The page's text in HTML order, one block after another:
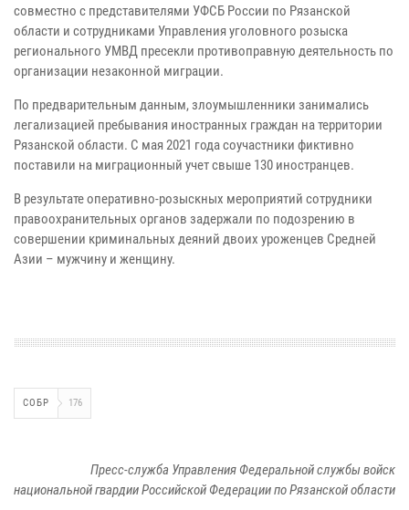
совместно с представителями УФСБ России по Рязанской
области и сотрудниками Управления уголовного розыска
регионального УМВД пресекли противоправную деятельность по
организации незаконной миграции.
По предварительным данным, злоумышленники занимались
легализацией пребывания иностранных граждан на территории
Рязанской области. С мая 2021 года соучастники фиктивно
поставили на миграционный учет свыше 130 иностранцев.
В результате оперативно-розыскных мероприятий сотрудники
правоохранительных органов задержали по подозрению в
совершении криминальных деяний двоих уроженцев Средней
Азии – мужчину и женщину.
СОБР 176
Пресс-служба Управления Федеральной службы войск
национальной гвардии Российской Федерации по Рязанской области